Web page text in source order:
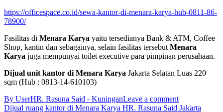
https://officespace.co.id/sewa-kantor-di-menara-karya-hub-0811-86-
78900/
Fasilitas di Menara Karya yaitu tersedianya Bank & ATM, Coffee
Shop, kantin dan sebagainya, selain fasilitas tersebut Menara
Karya juga mempunyai toilet executive para pimpinan perusahaan.
Dijual unit kantor di Menara Karya Jakarta Selatan Luas 220
sqm (Hub : 0813-14-610103)
By UserHR. Rasuna Said - KuninganLeave a comment
Dijual ruang kantor di Menara Karya HR. Rasuna Said Jakarta